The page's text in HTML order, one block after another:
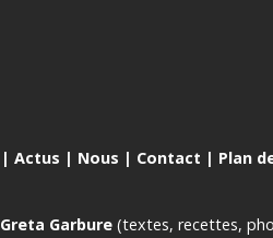
| Actus | Nous | Contact | Plan
Greta Garbure (textes, recettes,